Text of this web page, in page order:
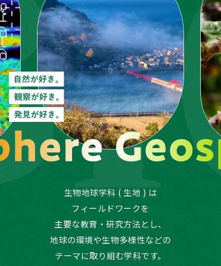
お知らせ一覧
生地談話会
就職・資格・進路
就職情報
取得できる資格
卒業後の進路
天文・気象学
旧コース一覧
関連リンク
サイトマップ
お問い合わせ
理大ホームページ
生物地球学科 ( 生地 ) は
フィールドワークを
主要な教育・研究方法とし、
地球の環境や生物多様性などの
テーマに取り組む学科です。